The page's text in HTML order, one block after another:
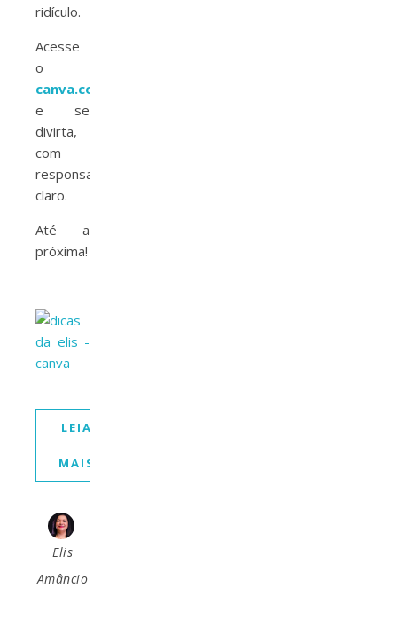
ridículo.
Acesse
o
canva.com
e se
divirta,
com
responsabilidade,
claro.
Até a
próxima!
LEIA
MAIS
Elis
Amâncio